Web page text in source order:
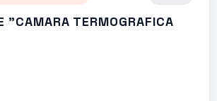
"CAMARA TERMOGRAFICA